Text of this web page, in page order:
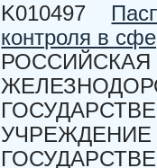
K010497
контроля в
РОССИЙСКАЯ